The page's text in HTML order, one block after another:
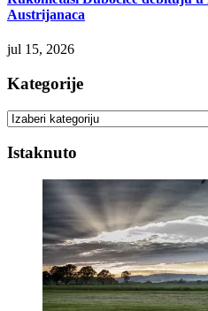
Austrijanaca
jul 15, 2026
Kategorije
Kategorije
Istaknuto